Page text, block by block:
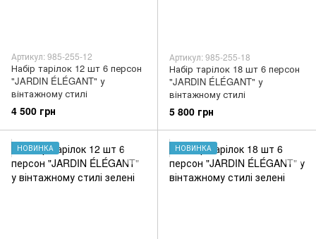
Артикул: 985-255-12
Набір тарілок 12 шт 6 персон
"JARDIN ÉLÉGANT" у
вінтажному стилі
4 500 грн
Артикул: 985-255-18
Набір тарілок 18 шт 6 персон
"JARDIN ÉLÉGANT" у
вінтажному стилі
5 800 грн
НОВИНКА НОВИНКА